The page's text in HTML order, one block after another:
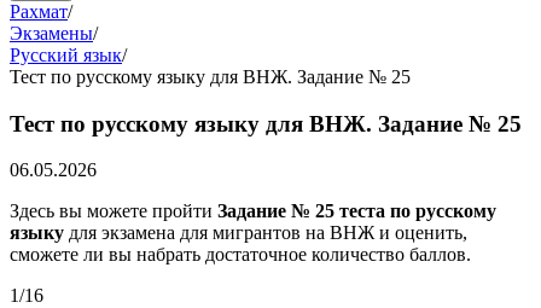
Рахмат/
Экзамены/
Русский язык/
Тест по русскому языку для ВНЖ. Задание № 25
Тест по русскому языку для ВНЖ. Задание № 25
06.05.2026
Здесь вы можете пройти Задание № 25 теста по русскому
языку для экзамена для мигрантов на ВНЖ и оценить,
сможете ли вы набрать достаточное количество баллов.
1/16